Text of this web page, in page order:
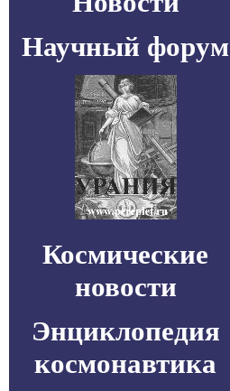
Научный форум
Космические
новости
Энциклопедия
космонавтика